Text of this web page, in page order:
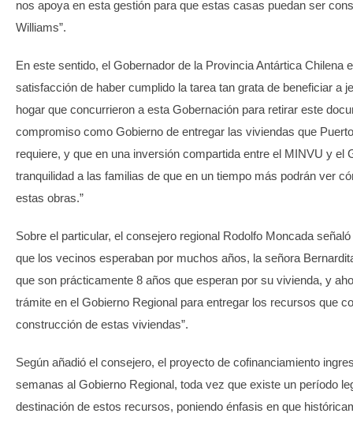
nos apoya en esta gestión para que estas casas puedan ser
Williams”.
En este sentido, el Gobernador de la Provincia Antártica Chilena
satisfacción de haber cumplido la tarea tan grata de beneficiar a
hogar que concurrieron a esta Gobernación para retirar este
compromiso como Gobierno de entregar las viviendas que
requiere, y que en una inversión compartida entre el MINVU y el
tranquilidad a las familias de que en un tiempo más podrán ver
estas obras.”
Sobre el particular, el consejero regional Rodolfo Moncada
que los vecinos esperaban por muchos años, la señora
que son prácticamente 8 años que esperan por su vivienda, y
trámite en el Gobierno Regional para entregar los recursos que
construcción de estas viviendas”.
Según añadió el consejero, el proyecto de cofinanciamiento
semanas al Gobierno Regional, toda vez que existe un período
destinación de estos recursos, poniendo énfasis en que